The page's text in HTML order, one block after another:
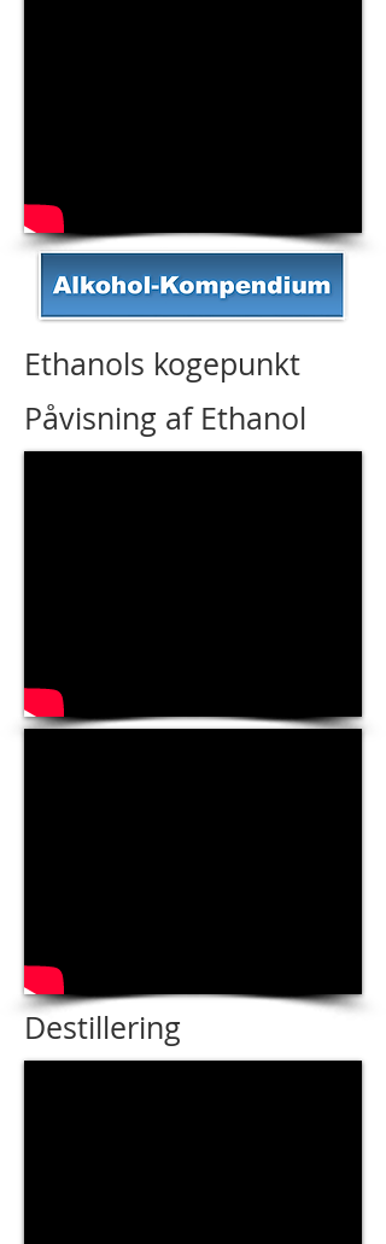
Destillering
Påvisning af Ethanol
Ethanols kogepunkt